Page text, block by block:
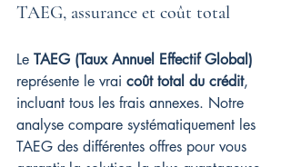
TAEG, assurance et coût total
Le TAEG (Taux Annuel Effectif Global)
représente le vrai coût total du crédit,
incluant tous les frais annexes. Notre
analyse compare systématiquement les
TAEG des différentes offres pour vous